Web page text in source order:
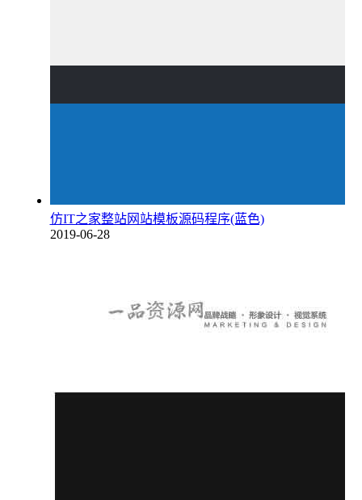
仿IT之家整站网站模板源码程序(蓝色)
2019-06-28